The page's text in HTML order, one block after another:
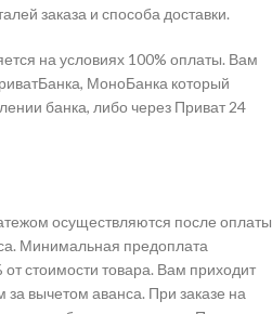
заказа и способа доставки.
на условиях 100% оплаты. Вам
МоноБанка который
банка, либо через Приват 24
осуществляются после оплаты
Минимальная предоплата
от стоимости товара. Вам приходит
вычетом аванса. При заказе на